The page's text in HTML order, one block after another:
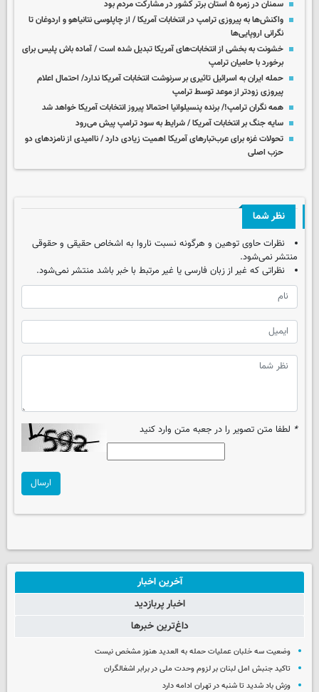
سمنان در زمره ۵ استان برتر کشور در مشارکت مردم بود
واکنش‌ها به پیروزی ترامپ در انتخابات آمریکا / از چاپلوسی نتانیاهو و اردوغان تا
نگرانی اروپایی‌ها
خشونت به بخشی از انتخابات‌های آمریکا تبدیل شده است / آماده باش پلیس برای
برخورد با حامیان ترامپ
حمله ایران به اسرائیل تاثیری بر سرنوشت انتخابات آمریکا ندارد/ احتمال اعلام
پیروزی زودتر از موعد توسط ترامپ
همه نگران ترامپ!/ برنده پنسیلوانیا احتمالا پیروز انتخابات آمریکا خواهد شد
سایه جنگ بر انتخابات آمریکا / شرایط به سود ترامپ پیش می‌رود
تحولات غزه برای عرب‌تبارهای آمریکا اهمیت زیادی دارد / ناامیدی از نامزدهای دو
حزب اصلی
نظر شما
نظرات حاوی توهین و هرگونه نسبت ناروا به اشخاص حقیقی و حقوقی
منتشر نمی‌شود.
نظراتی که غیر از زبان فارسی یا غیر مرتبط با خبر باشد منتشر نمی‌شود.
* لطفا متن تصویر را در جعبه متن وارد کنید
ارسال
آخرین اخبار
اخبار پربازدید
داغ‌ترین خبرها
وضعیت سه خلبان عملیات حمله به العدید هنوز مشخص نیست
تاکید جنبش امل لبنان بر لزوم وحدت ملی در برابر اشغالگران
وزش باد شدید تا شنبه در تهران ادامه دارد